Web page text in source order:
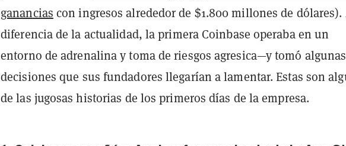
ganancias con ingresos alrededor de $1.800 millones de dólares).
diferencia de la actualidad, la primera Coinbase operaba en un
entorno de adrenalina y toma de riesgos agresica—y tomó algunas
decisiones que sus fundadores llegarían a lamentar. Estas son
de las jugosas historias de los primeros días de la empresa.